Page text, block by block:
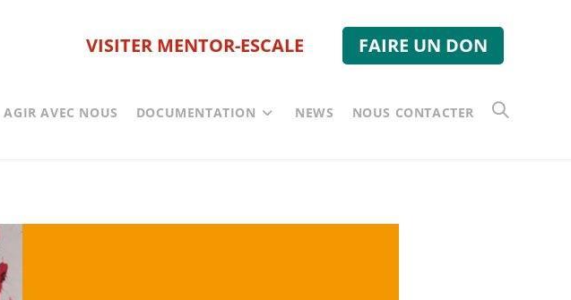
VISITER MENTOR-ESCALE FAIRE UN DON
AGIR AVEC NOUS DOCUMENTATION NEWS NOUS CONTACTER